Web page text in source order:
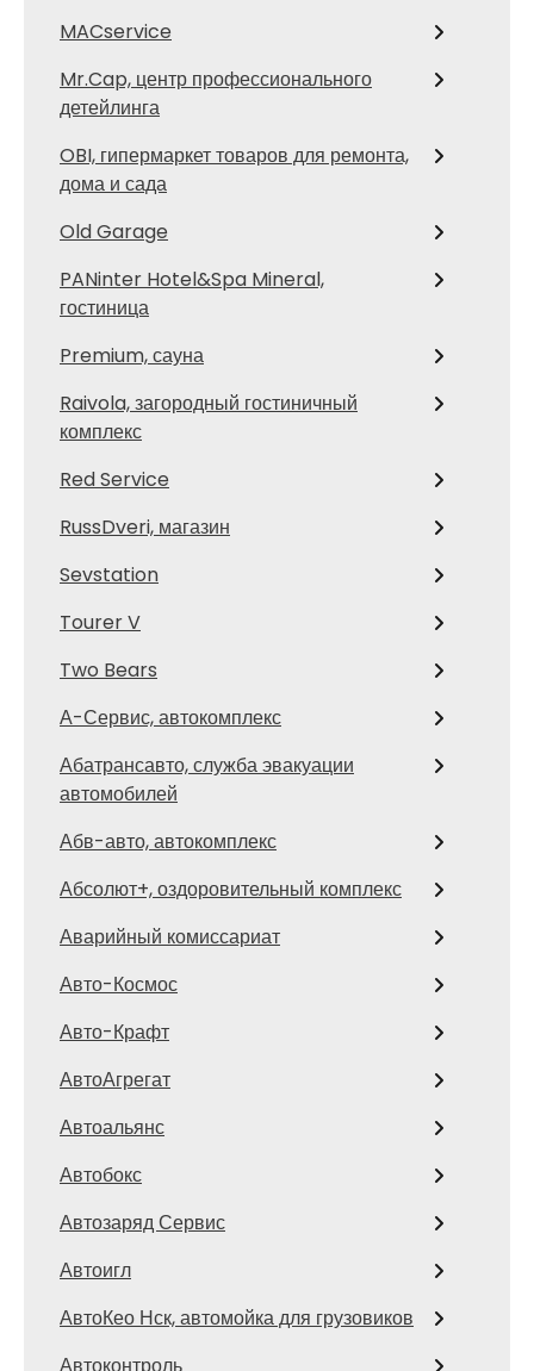
MACservice
Mr.Cap, центр профессионального
детейлинга
OBI, гипермаркет товаров для ремонта,
дома и сада
Old Garage
PANinter Hotel&Spa Mineral,
гостиница
Premium, сауна
Raivola, загородный гостиничный
комплекс
Red Service
RussDveri, магазин
Sevstation
Tourer V
Two Bears
А-Сервис, автокомплекс
Абатрансавто, служба эвакуации
автомобилей
Абв-авто, автокомплекс
Абсолют+, оздоровительный комплекс
Аварийный комиссариат
Авто-Космос
Авто-Крафт
АвтоАгрегат
Автоальянс
Автобокс
Автозаряд Сервис
Автоигл
АвтоКео Нск, автомойка для грузовиков